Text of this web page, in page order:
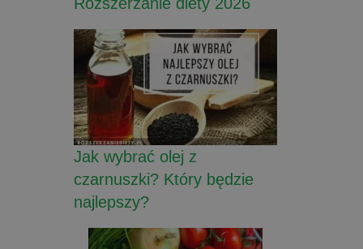
Jak wybrać olej z
czarnuszki? Który będzie
najlepszy?